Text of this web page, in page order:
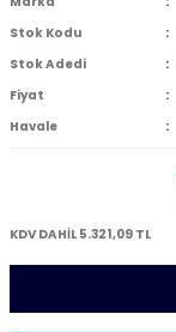
Stok Kodu
Stok Adedi
Fiyat
Havale
KDV DAHİL 5.321,09 TL